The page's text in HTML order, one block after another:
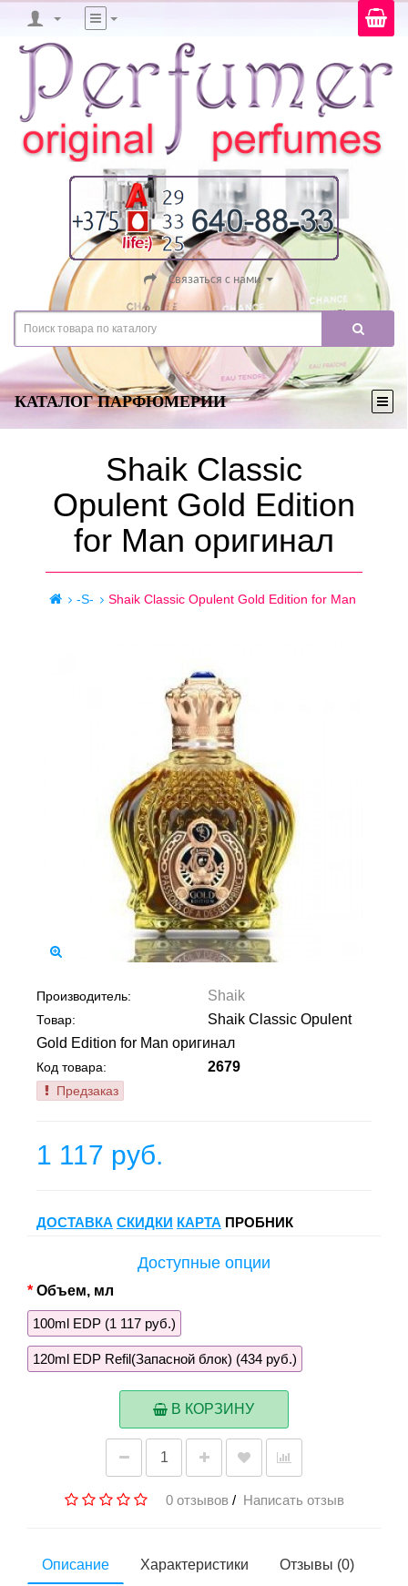
Связаться с нами
КАТАЛОГ ПАРФЮМЕРИИ
Shaik Classic
Opulent Gold Edition
for Man оригинал
-S- Shaik Classic Opulent Gold Edition for Man
Производитель: Shaik
Товар:
Shaik Classic Opulent
Gold Edition for Man оригинал
Код товара: 2679
Предзаказ
1 117 руб.
ДОСТАВКА СКИДКИ КАРТА ПРОБНИК
Доступные опции
Объем, мл
100ml EDP (1 117 руб.)
120ml EDP Refil(Запасной блок) (434 руб.)
В КОРЗИНУ
0 отзывов/ Написать отзыв
Описание Характеристики Отзывы (0)